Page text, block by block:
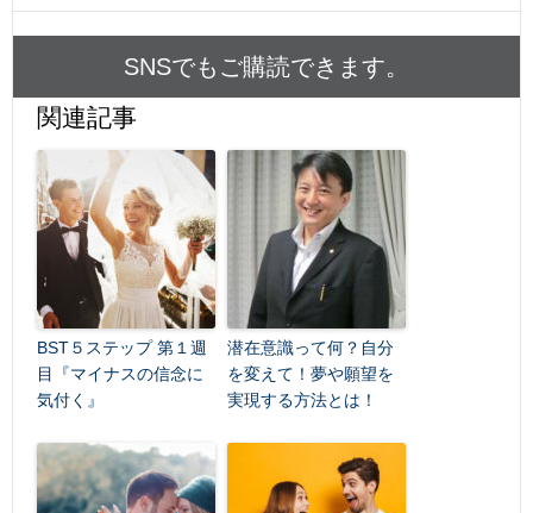
SNSでもご購読できます。
関連記事
BST５ステップ 第１週
目『マイナスの信念に
気付く』
潜在意識って何？自分
を変えて！夢や願望を
実現する方法とは！